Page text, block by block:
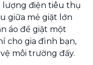
lượng điện tiêu thụ
giữa mẻ giặt lớn
áo để giặt một
cho gia đình bạn,
môi trường đấy.